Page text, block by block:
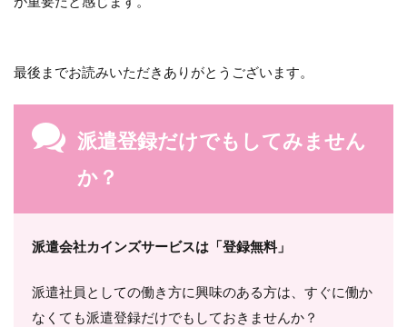
最後までお読みいただきありがとうございます。
派遣登録だけでもしてみません
か？
派遣会社カインズサービスは「登録無料」
派遣社員としての働き方に興味のある方は、すぐに働か
なくても派遣登録だけでもしておきませんか？